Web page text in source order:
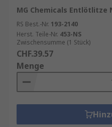
MG Chemicals Entlötlitze
RS Best.-Nr. 193-2140
Herst. Teile-Nr. 453-NS
Zwischensumme (1 Stück)
CHF.39.57
Menge